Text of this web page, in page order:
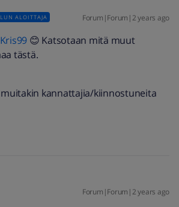
ALOITTAJA Forum|Forum|2 years ago
😊 Katsotaan mitä muut
tästä.
kannattajia/kiinnostuneita
Forum|Forum|2 years ago